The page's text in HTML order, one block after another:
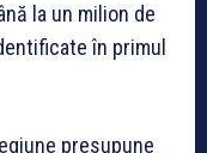
la un milion de
în primul
presupune